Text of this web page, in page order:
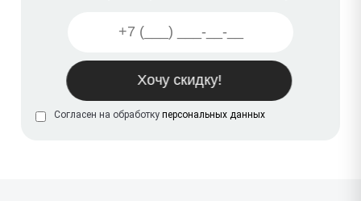
Согласен на обработку персональных данных